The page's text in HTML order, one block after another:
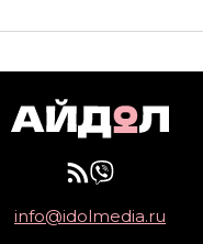
info@idolmedia.ru